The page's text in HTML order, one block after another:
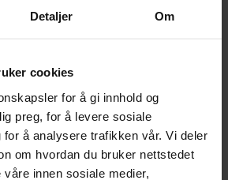
Detaljer Om
cookies
for å gi innhold og
preg, for å levere sosiale
for å analysere trafikken vår. Vi deler
om hvordan du bruker nettstedet
innen sosiale medier,
Funko POP! Star Wars
199
Ikke på nettlager